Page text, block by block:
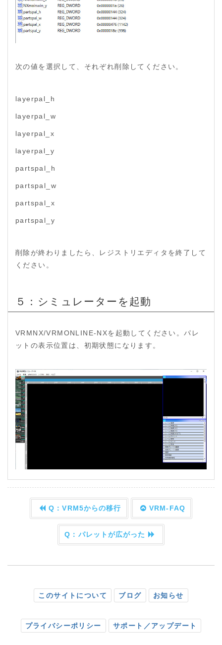
次の値を選択して、それぞれ削除してください。
layerpal_h
layerpal_w
layerpal_x
layerpal_y
partspal_h
partspal_w
partspal_x
partspal_y
削除が終わりましたら、レジストリエディタを終了して
ください。
５：シミュレーターを起動
VRMNX/VRMONLINE-NXを起動してください。パレ
ットの表示位置は、初期状態になります。
Q：VRM5からの移行 VRM-FAQ
Q：パレットが広がった
このサイトについて ブログ お知らせ
プライバシーポリシー サポート／アップデート